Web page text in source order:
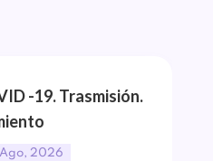
-19. Trasmisión.
2026